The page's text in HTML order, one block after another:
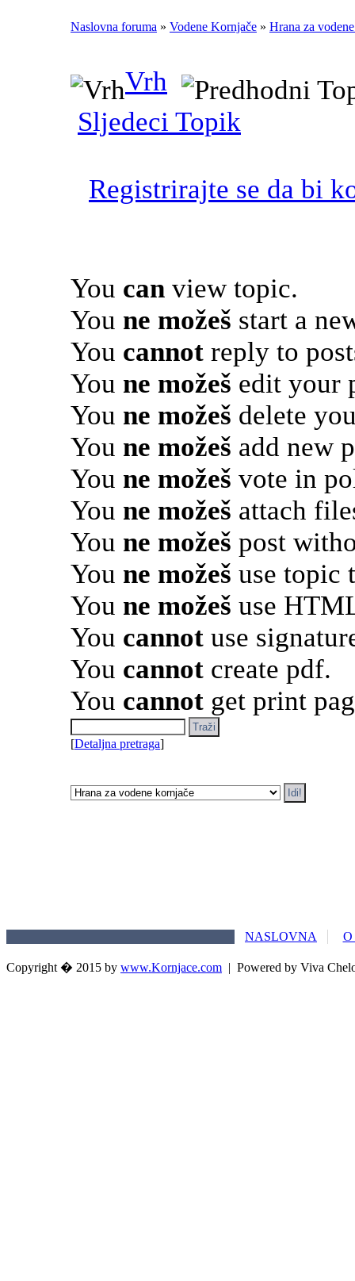
Naslovna foruma » Vodene Kornjače » Hrana za
Vrh
Sljedeci Topik
Registrirajte se da bi
You can view topic.
You ne možeš start a
You cannot reply to
You ne možeš edit your
You ne možeš delete
You ne možeš add new
You ne možeš vote in
You ne možeš attach
You ne možeš post
You ne možeš use topic
You ne možeš use
You cannot use
You cannot create pdf.
You cannot get print
[Detaljna pretraga]
NASLOVNA
Copyright � 2015 by www.Kornjace.com | Powered by Viva